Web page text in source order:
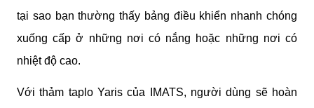
tại sao bạn thường thấy bảng điều khiển nhanh chóng
xuống cấp ở những nơi có nắng hoặc những nơi có
nhiệt độ cao.
Với thảm taplo Yaris của IMATS, người dùng sẽ hoàn